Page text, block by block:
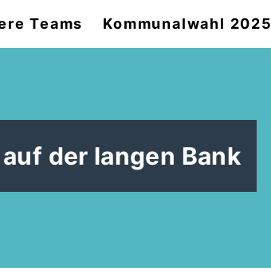
Teams Kommunalwahl 2025
der langen Bank